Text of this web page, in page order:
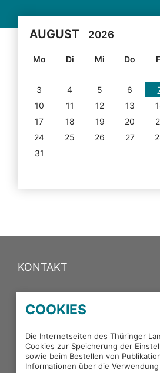
AUGUST 2026
Mo Di Mi Do
3
4 5 6
10
11 12 13
17
18 19 20
24
25 26 27
31
KONTAKT
PORTALE DES THÜRINGER
EXTERNE LINKS
COOKIES
Die Internetseiten des Thüringer
Cookies zur Speicherung der
sowie beim Bestellen von
Informationen über die